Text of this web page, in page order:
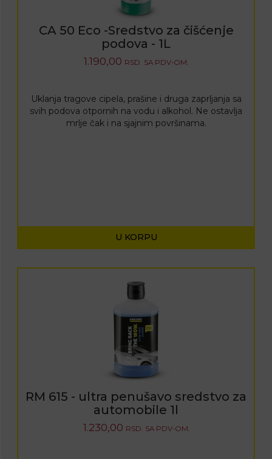
CA 50 Eco -Sredstvo za čišćenje
podova - 1L
1.190,00 RSD. SA PDV-OM.
Uklanja tragove cipela, prašine i druga zaprljanja sa
svih podova otpornih na vodu i alkohol. Ne ostavlja
mrlje čak i na sjajnim površinama.
U KORPU
RM 615 - ultra penušavo sredstvo za
automobile 1l
1.230,00 RSD. SA PDV-OM.